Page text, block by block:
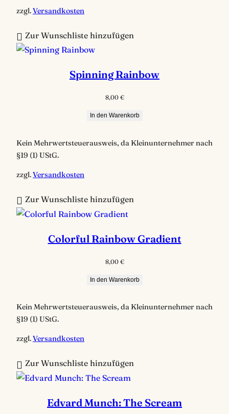
t
e
i
e
r
t
zzgl.Versandkosten
Zur Wunschliste hinzufügen
Spinning Rainbow
8,00 €
In den Warenkorb
Kein Mehrwertsteuerausweis, da Kleinunternehmer nach
§19 (1) UStG.
zzgl.Versandkosten
Zur Wunschliste hinzufügen
Colorful Rainbow Gradient
8,00 €
In den Warenkorb
Kein Mehrwertsteuerausweis, da Kleinunternehmer nach
§19 (1) UStG.
zzgl.Versandkosten
Zur Wunschliste hinzufügen
Edvard Munch: The Scream